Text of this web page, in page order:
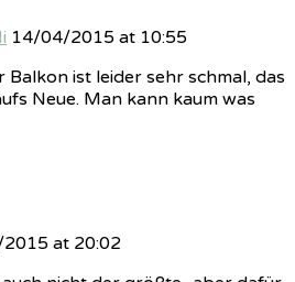
14/04/2015 at 10:55
ist leider sehr schmal, das
Neue. Man kann kaum was
at 20:02